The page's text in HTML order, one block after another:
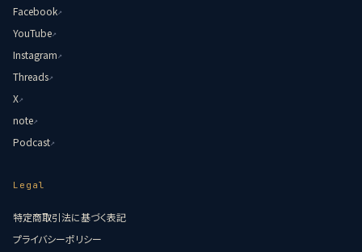
Facebook↗
YouTube↗
Instagram ↗
Threads↗
X↗
note↗
Podcast↗
Legal
特定商取引法に基づく表記
プライバシーポリシー